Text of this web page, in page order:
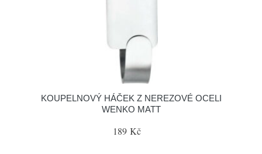
KOUPELNOVÝ HÁČEK Z NEREZOVÉ OCELI
WENKO MATT
189 Kč